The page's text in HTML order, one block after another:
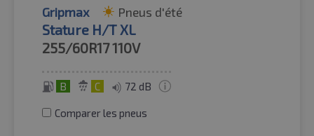
Gripmax Pneus d'été
Stature H/T XL
255/60R17110V
B C 72 dB
Comparer les pneus